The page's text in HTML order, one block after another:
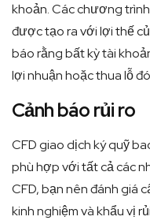
khoản. Các chương
được tạo ra với lợi thế
báo rằng bất kỳ tài
lợi nhuận hoặc thua lỗ
Cảnh báo rủi ro
CFD giao dịch ký quỹ
phù hợp với tất cả các
CFD, bạn nên đánh giá
kinh nghiệm và khẩu vị